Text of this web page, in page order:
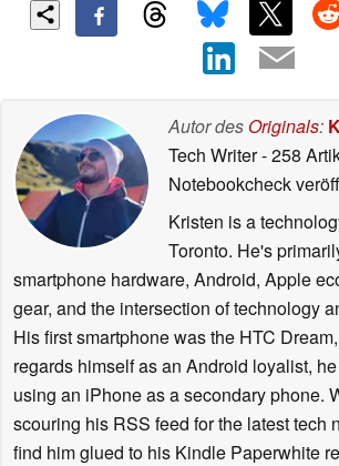
Autor des Originals:
Tech Writer- 258
Notebookcheck
Kristen is a
Toronto. He's
smartphone hardware, Android, Apple
gear, and the intersection of technology
His first smartphone was the HTC
regards himself as an Android loyalist, he
using an iPhone as a secondary phone.
scouring his RSS feed for the latest tech
find him glued to his Kindle Paperwhite